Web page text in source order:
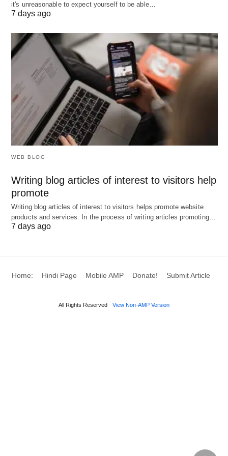
और महिलाओं के दृष्टिकोण और भूमिकाएं बदल रही हैं, उपभोक्ताओं
के पक्ष में डिस्पोजेबल आय में बदलाव हो रहा है, और यह कि
विवेकाधीन आय विलासिता पर खर्च की जा रही है।
it's unreasonable to expect yourself to be able…
7 days ago
WEB BLOG
Writing blog articles of interest to visitors help
promote
Writing blog articles of interest to visitors helps promote website
products and services. In the process of writing articles promoting…
7 days ago
Home: Hindi Page Mobile AMP Donate! Submit Article
All Rights Reserved View Non-AMP Version